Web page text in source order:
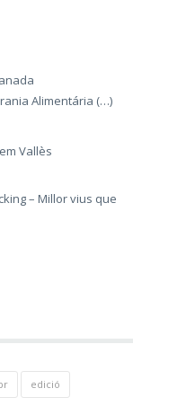
Alimentária (…)
Vallès
– Millor vius que
edició